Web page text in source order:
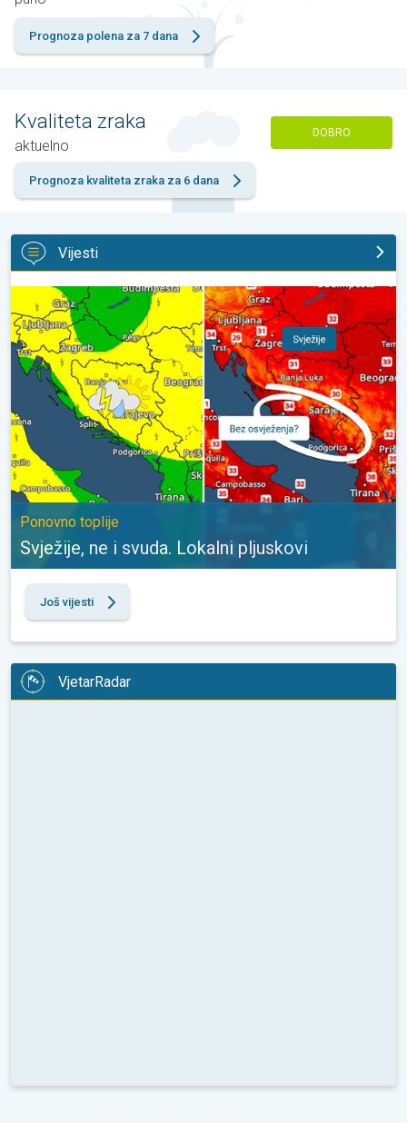
Prognoza polena za 7 dana
Kvaliteta zraka
aktuelno
DOBRO
Prognoza kvaliteta zraka za 6 dana
Vijesti
Svježije, ne i svuda. Lokalni pljuskovi. Ponovno toplije. . .
Ponovno toplije
Svježije, ne i svuda. Lokalni pljuskovi
Još vijesti
VjetarRadar